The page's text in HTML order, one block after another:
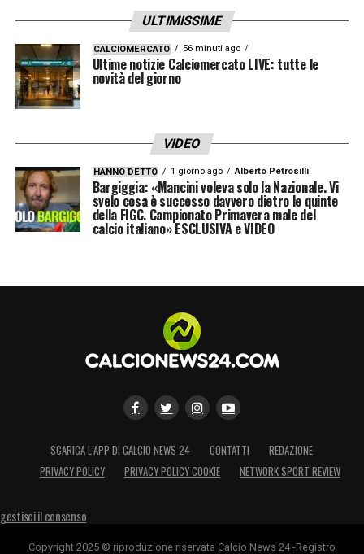
ULTIMISSIME
CALCIOMERCATO 56 minuti ago
Ultime notizie Calciomercato LIVE: tutte le
novità del giorno
VIDEO
HANNO DETTO 1 giorno ago Alberto Petrosilli
Bargiggia: «Mancini voleva solo la Nazionale. Vi
svelo cosa è successo davvero dietro le quinte
della FIGC. Campionato Primavera male del
calcio italiano» ESCLUSIVA e VIDEO
SCARICA L’APP DI CALCIO NEWS 24 CONTATTI
REDAZIONE
PRIVACY POLICY
PRIVACY POLICY COOKIE NETWORK SPORT REVIEW
gestisci il consenso
Copyright 2025 © riproduzione riservata Calcio News 24 -Registro